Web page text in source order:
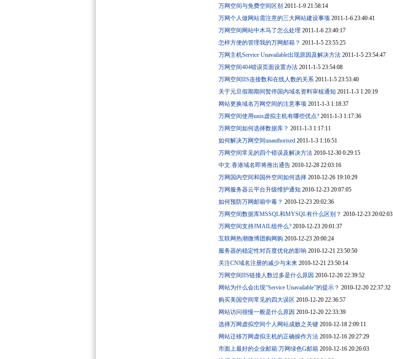
万网空间与免费空间区别 2011-1-9 21:58:14
万网个人做网站需注意的三大网站建设事项 2011-1-6 23:40:41
万网空间网站中木马了怎么处理 2011-1-6 23:40:17
怎样方便的管理我的万网邮箱？ 2011-1-5 23:55:25
万网主机Service Unavailable出现原因及解决方法 2011-1-5 23:54:47
万网空间404错误页面设置办法 2011-1-5 23:54:08
万网空间IIS连接数和在线人数的关系 2011-1-5 23:53:40
关于元旦假期期间暂停国内域名资料审核通知 2011-1-3 1:20:19
网站更换域名万网空间的注意事项 2011-1-3 1:18:37
万网空间使用unix虚拟主机有哪些优点? 2011-1-3 1:17:36
万网空间如何选择数据库？ 2011-1-3 1:17:11
如何解决万网空间unauthorised 2011-1-3 1:16:51
万网空间常见的四个错误及解决方法 2010-12-30 0:29:15
中文.香港域名即将推出通告 2010-12-28 22:03:16
万网国内空间和国外空间如何选择 2010-12-26 19:10:29
万网服务器云平台升级维护通知 2010-12-23 20:07:05
如何预防万网邮箱中毒？ 2010-12-23 20:02:36
万网空间数据库MSSQL和MYSQL有什么区别？ 2010-12-23 20:02:03
万网空间支持JMAIL组件么? 2010-12-23 20:01:37
互联网热潮微博团购网购 2010-12-23 20:00:24
服务器的稳定性对百度优化的影响 2010-12-21 23:50:50
关注CN域名注册的减少与未来 2010-12-21 23:50:14
万网空间IIS链接人数过多是什么原因 2010-12-20 22:39:52
网站为什么会出现“Service Unavailable”的提示？ 2010-12-20 22:37:32
购买美国空间常见的四大误区 2010-12-20 22:36:57
网站访问很慢一般是什么原因 2010-12-20 22:33:39
选择万网虚拟空间个人网站成败之关键 2010-12-18 2:09:11
网站迁移万网虚拟主机的正确操作方法 2010-12-16 20:27:29
市面上最好的企业邮箱:万网绿色G邮箱 2010-12-16 20:26:03